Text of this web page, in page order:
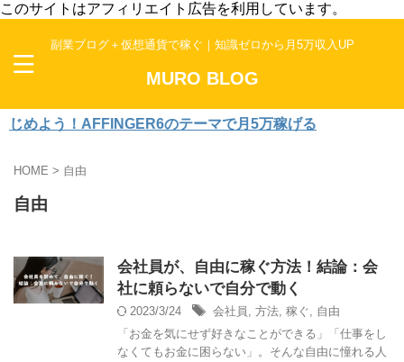
このサイトはアフィリエイト広告を利用しています。
副業ブログ＋仮想通貨で稼ぐ｜知識ゼロから月5万収入UP
MURO BLOG
よう！AFFINGER6のテーマで月5万稼げる
HOME > 自由
自由
会社員が、自由に稼ぐ方法！結論：会
社に頼らないで自分で動く
2023/3/24 会社員 , 方法, 稼ぐ, 自由
「お金を気にせず好きなことができる」「仕事をし
なくてもお金に困らない」。そんな自由に憧れる人